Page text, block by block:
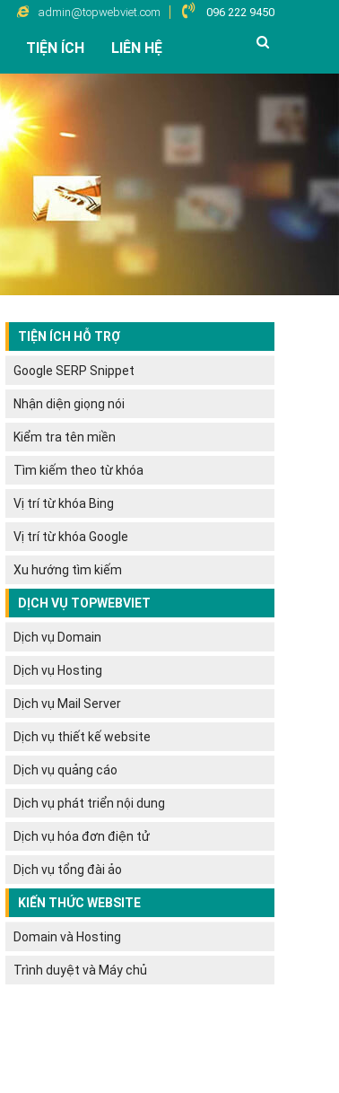
admin@topwebviet.com 096 222 9450
TIỆN ÍCH LIÊN HỆ
TIỆN ÍCH HỖ TRỢ
Google SERP Snippet
Nhận diện giọng nói
Kiểm tra tên miền
Tìm kiếm theo từ khóa
Vị trí từ khóa Bing
Vị trí từ khóa Google
Xu hướng tìm kiếm
DỊCH VỤ TOPWEBVIET
Dịch vụ Domain
Dịch vụ Hosting
Dịch vụ Mail Server
Dịch vụ thiết kế website
Dịch vụ quảng cáo
Dịch vụ phát triển nội dung
Dịch vụ hóa đơn điện tử
Dịch vụ tổng đài ảo
KIẾN THỨC WEBSITE
Domain và Hosting
Trình duyệt và Máy chủ